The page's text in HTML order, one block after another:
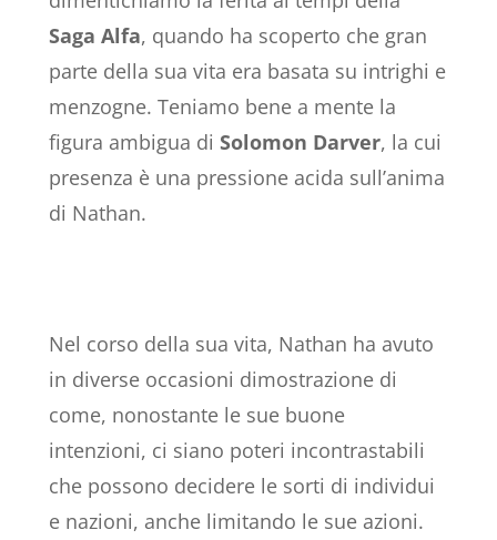
Saga Alfa, quando ha scoperto che gran
parte della sua vita era basata su intrighi e
menzogne. Teniamo bene a mente la
figura ambigua di Solomon Darver, la cui
presenza è una pressione acida sull’anima
di Nathan.
Nel corso della sua vita, Nathan ha avuto
in diverse occasioni dimostrazione di
come, nonostante le sue buone
intenzioni, ci siano poteri incontrastabili
che possono decidere le sorti di individui
e nazioni, anche limitando le sue azioni.